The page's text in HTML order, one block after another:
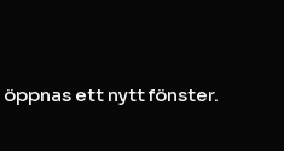
ett nytt fönster.